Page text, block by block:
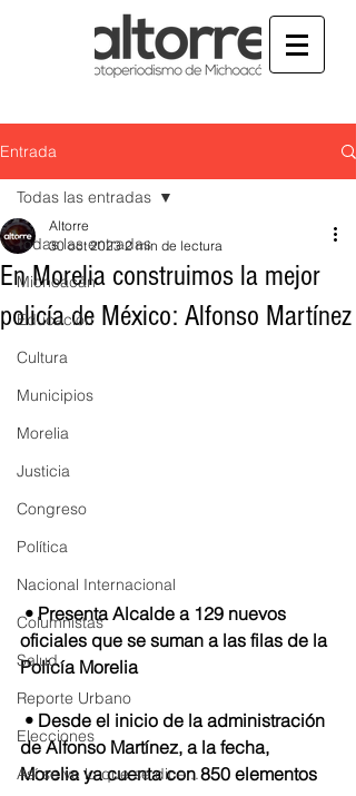
Entrada
Todas las entradas
Michoacán
Educación
Cultura
Municipios
Morelia
Justicia
Congreso
Política
Nacional Internacional
Columnistas
Salud
Reporte Urbano
Elecciones
Así se ve lo que se dice...
Todas las entradas
En Morelia construimos la mejor
policía de México: Alfonso Martínez
Altorre
30 oct 2023 2 min de lectura
• Presenta Alcalde a 129 nuevos
oficiales que se suman a las filas de la
Policía Morelia
de Alfonso Martínez, a la fecha,
Morelia ya cuenta con 850 elementos